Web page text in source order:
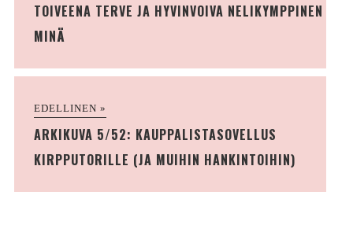
TOIVEENA TERVE JA HYVINVOIVA NELIKYMPPINEN
MINÄ
EDELLINEN »
ARKIKUVA 5/52: KAUPPALISTASOVELLUS
KIRPPUTORILLE (JA MUIHIN HANKINTOIHIN)